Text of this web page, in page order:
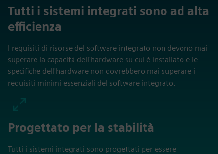
Tutti i sistemi integrati sono ad alta
efficienza
I requisiti di risorse del software integrato non devono mai
superare la capacità dell'hardware su cui è installato e le
specifiche dell'hardware non dovrebbero mai superare i
requisiti minimi essenziali del software integrato.
Progettato per la stabilità
Tutti i sistemi integrati sono progettati per essere